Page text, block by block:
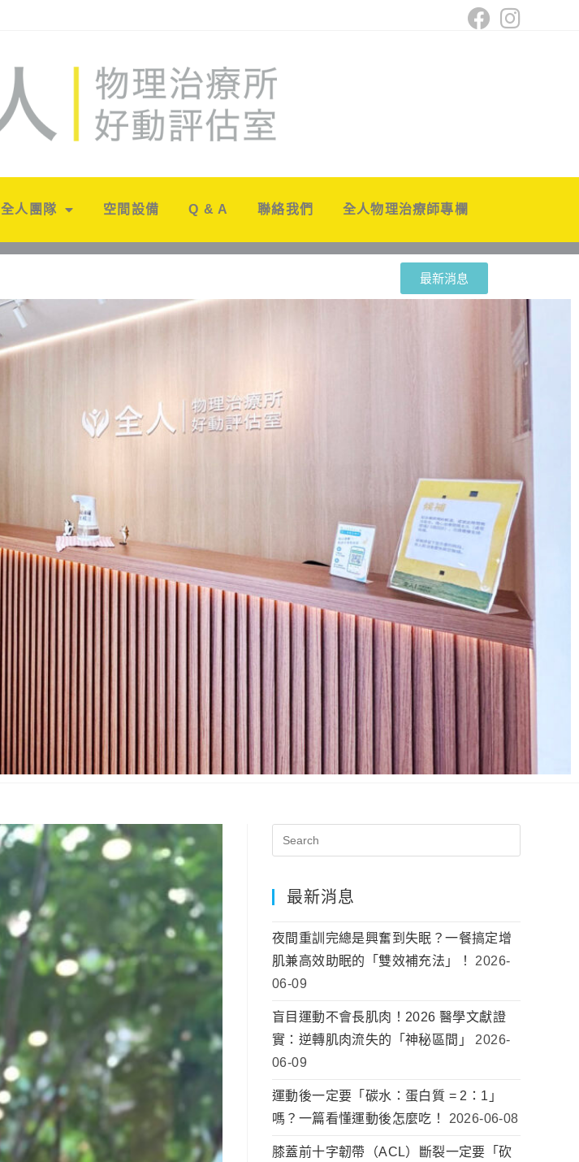
全人團隊 空間設備 Q & A 聯絡我們 全人物理治療師專欄
最新消息
最新消息
夜間重訓完總是興奮到失眠？一餐搞定增
肌兼高效助眠的「雙效補充法」！
2026-
06-09
盲目運動不會長肌肉！2026 醫學文獻證
實：逆轉肌肉流失的「神秘區間」
2026-
06-09
運動後一定要「碳水：蛋白質 = 2：1」
嗎？一篇看懂運動後怎麼吃！
2026-06-08
膝蓋前十字韌帶（ACL）斷裂一定要「砍